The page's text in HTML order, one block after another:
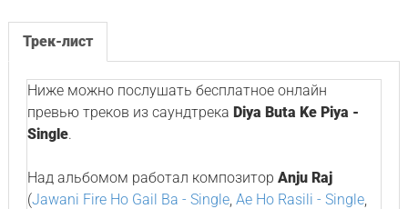
Трек-лист
Ниже можно послушать бесплатное онлайн
превью треков из саундтрека Diya Buta Ke Piya -
Single.
Над альбомом работал композитор Anju Raj
(Jawani Fire Ho Gail Ba - Single, Ae Ho Rasili - Single,